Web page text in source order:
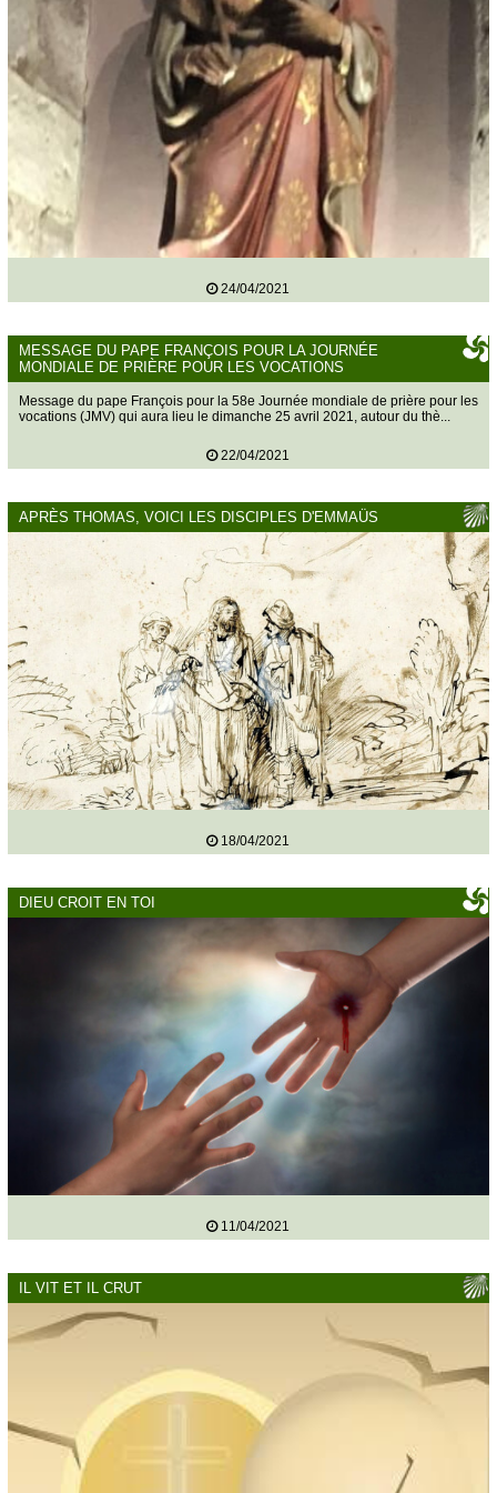
24/04/2021
MESSAGE DU PAPE FRANÇOIS POUR LA JOURNÉE
MONDIALE DE PRIÈRE POUR LES VOCATIONS
Message du pape François pour la 58e Journée mondiale de prière pour les
vocations (JMV) qui aura lieu le dimanche 25 avril 2021, autour du thè...
22/04/2021
APRÈS THOMAS, VOICI LES DISCIPLES D'EMMAÜS
18/04/2021
DIEU CROIT EN TOI
11/04/2021
IL VIT ET IL CRUT